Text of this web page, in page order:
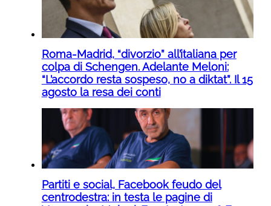
Roma-Madrid, “divorzio” all’italiana per
colpa di Schengen. Adelante Meloni:
“L’accordo resta sospeso, no a diktat”. Il 15
agosto la resa dei conti
Partiti e social, Facebook feudo del
centrodestra: in testa le pagine di